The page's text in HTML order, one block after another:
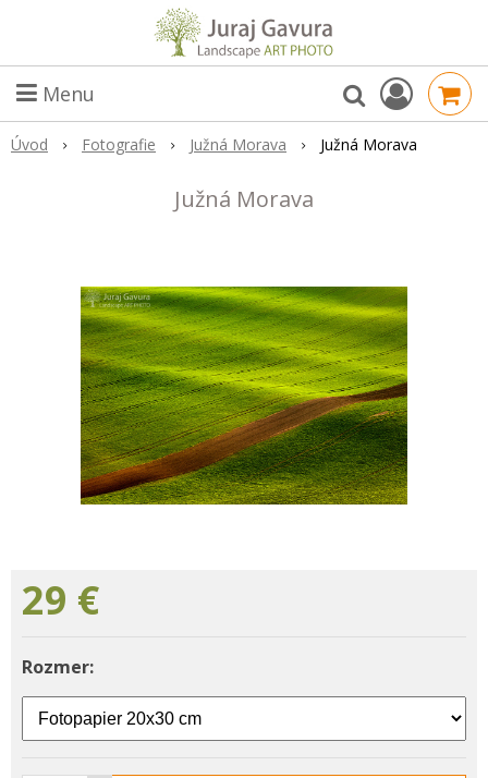
Menu
Úvod Fotografie Južná Morava Južná Morava
Južná Morava
29 €
Rozmer: